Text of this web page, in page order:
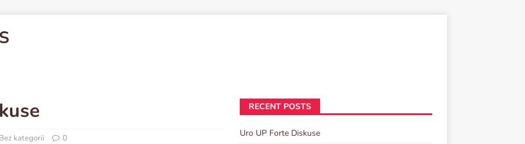
Bez kategorii 0
RECENT POSTS
Uro UP Forte Diskuse